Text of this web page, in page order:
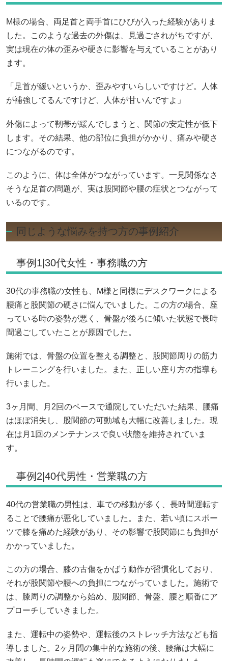
M様の場合、両足首と両手首にひびが入った経験がありま
した。このような過去の外傷は、見過ごされがちですが、
実は現在の体の歪みや硬さに影響を与えていることがあり
ます。
「足首が緩いというか、歪みやすいらしいですけど。人体
が補強してるんですけど、人体が甘いんですよ」
外傷によって靭帯が緩んでしまうと、関節の安定性が低下
します。その結果、他の部位に負担がかかり、痛みや硬さ
につながるのです。
このように、体は全体がつながっています。一見関係なさ
そうな足首の問題が、実は股関節や腰の症状とつながって
いるのです。
同じような悩みを持つ方の事例紹介
事例1|30代女性・事務職の方
30代の事務職の女性も、M様と同様にデスクワークによる
腰痛と股関節の硬さに悩んでいました。この方の場合、座
っている時の姿勢が悪く、骨盤が後ろに傾いた状態で長時
間過ごしていたことが原因でした。
施術では、骨盤の位置を整える調整と、股関節周りの筋力
トレーニングを行いました。また、正しい座り方の指導も
行いました。
3ヶ月間、月2回のペースで通院していただいた結果、腰痛
はほぼ消失し、股関節の可動域も大幅に改善しました。現
在は月1回のメンテナンスで良い状態を維持されていま
す。
事例2|40代男性・営業職の方
40代の営業職の男性は、車での移動が多く、長時間運転す
ることで腰痛が悪化していました。また、若い頃にスポー
ツで膝を痛めた経験があり、その影響で股関節にも負担が
かかっていました。
この方の場合、膝の古傷をかばう動作が習慣化しており、
それが股関節や腰への負担につながっていました。施術で
は、膝周りの調整から始め、股関節、骨盤、腰と順番にア
プローチしていきました。
また、運転中の姿勢や、運転後のストレッチ方法なども指
導しました。2ヶ月間の集中的な施術の後、腰痛は大幅に